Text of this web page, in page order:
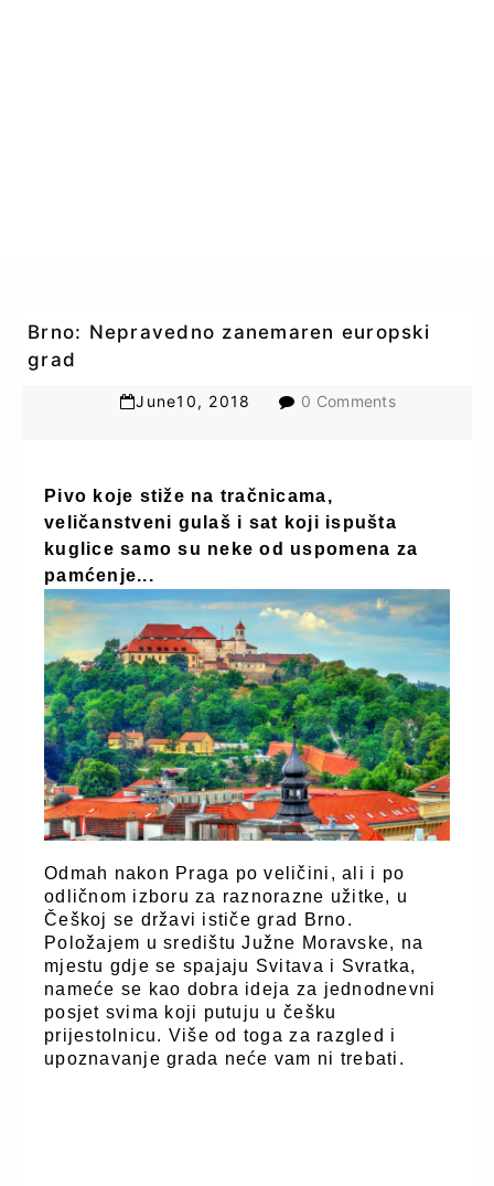
Brno: Nepravedno zanemaren europski
grad
June10, 2018 0 Comments
Pivo koje stiže na tračnicama,
veličanstveni gulaš i sat koji ispušta
kuglice samo su neke od uspomena za
pamćenje...
Odmah nakon Praga po veličini, ali i po
odličnom izboru za raznorazne užitke, u
Češkoj se državi ističe grad Brno.
Položajem u središtu Južne Moravske, na
mjestu gdje se spajaju Svitava i Svratka,
nameće se kao dobra ideja za jednodnevni
posjet svima koji putuju u češku
prijestolnicu. Više od toga za razgled i
upoznavanje grada neće vam ni trebati.